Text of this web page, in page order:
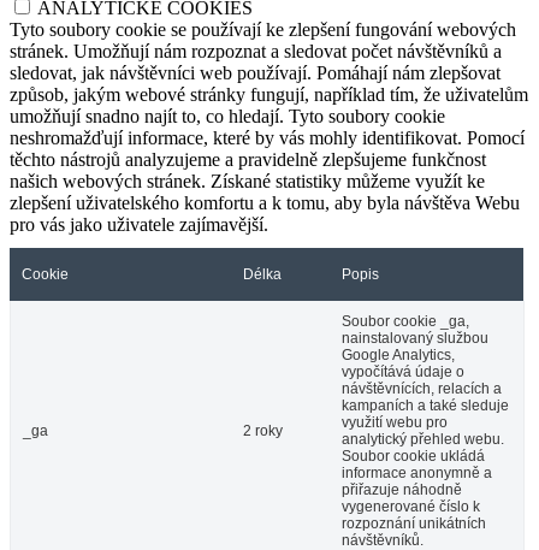
ANALYTICKÉ COOKIES
Tyto soubory cookie se používají ke zlepšení fungování webových
stránek. Umožňují nám rozpoznat a sledovat počet návštěvníků a
sledovat, jak návštěvníci web používají. Pomáhají nám zlepšovat
způsob, jakým webové stránky fungují, například tím, že uživatelům
umožňují snadno najít to, co hledají. Tyto soubory cookie
neshromažďují informace, které by vás mohly identifikovat. Pomocí
těchto nástrojů analyzujeme a pravidelně zlepšujeme funkčnost
našich webových stránek. Získané statistiky můžeme využít ke
zlepšení uživatelského komfortu a k tomu, aby byla návštěva Webu
pro vás jako uživatele zajímavější.
Cookie Délka Popis
_ga 2 roky
Soubor cookie _ga,
nainstalovaný službou
Google Analytics,
vypočítává údaje o
návštěvnících, relacích a
kampaních a také sleduje
využití webu pro
analytický přehled webu.
Soubor cookie ukládá
informace anonymně a
přiřazuje náhodně
vygenerované číslo k
rozpoznání unikátních
návštěvníků.